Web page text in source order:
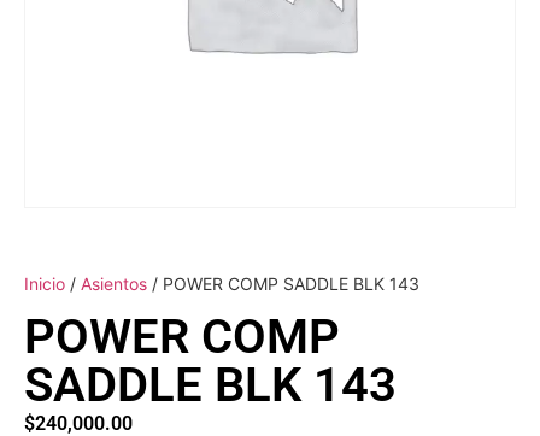
Inicio / Asientos / POWER COMP SADDLE BLK 143
POWER COMP
SADDLE BLK 143
$240,000.00